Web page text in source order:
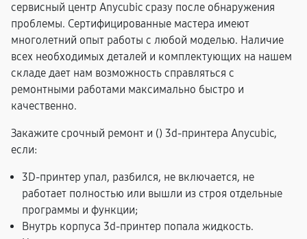
сервисный центр Anycubic сразу после обнаружения
проблемы. Сертифицированные мастера имеют
многолетний опыт работы с любой моделью. Наличие
всех необходимых деталей и комплектующих на нашем
складе дает нам возможность справляться с
ремонтными работами максимально быстро и
качественно.
Закажите срочный ремонт и () 3d-принтера Anycubic,
если:
3D-принтер упал, разбился, не включается, не
работает полностью или вышли из строя отдельные
программы и функции;
Внутрь корпуса 3d-принтер попала жидкость.